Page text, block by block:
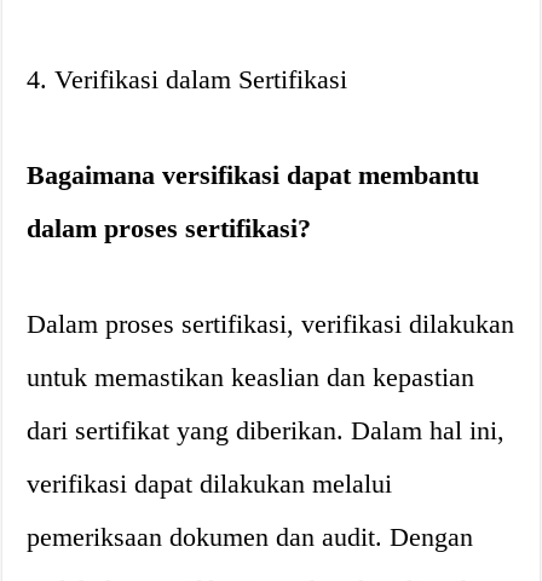
4. Verifikasi dalam Sertifikasi
Bagaimana versifikasi dapat membantu
dalam proses sertifikasi?
Dalam proses sertifikasi, verifikasi dilakukan
untuk memastikan keaslian dan kepastian
dari sertifikat yang diberikan. Dalam hal ini,
verifikasi dapat dilakukan melalui
pemeriksaan dokumen dan audit. Dengan